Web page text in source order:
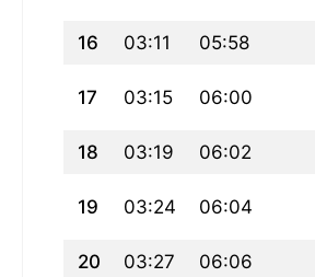
16 03:11 05:58
17 03:15 06:00
18 03:19 06:02
19 03:24 06:04
20 03:27 06:06